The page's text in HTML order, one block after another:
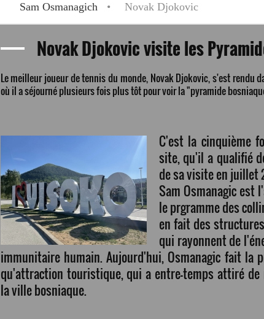
Sam Osmanagich Novak Djokovic
Novak Djokovic visite les
Le meilleur joueur de tennis du monde, Novak Djokovic, s'est rendu
où il a séjourné plusieurs fois plus tôt pour voir la "pyramide
C'est la cinquième
site, qu'il a qualifié
de sa visite en juillet
Sam Osmanagic est
le prgramme des
en fait des
qui rayonnent de
immunitaire humain. Aujourd'hui, Osmanagic fait la
qu'attraction touristique, qui a entre-temps attiré
la ville bosniaque.